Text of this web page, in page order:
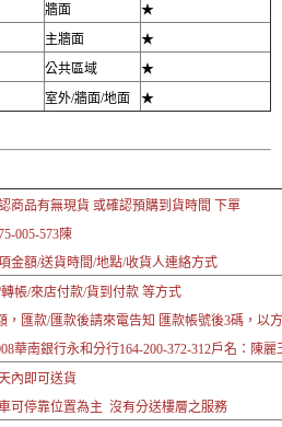
牆面
★
主牆面
★
公共區域
★
室外/牆面/地面 ★
商品有無現貨 或確認預購到貨時間 下單
005-573陳
金額/送貨時間/地點/收貨人連絡方式
帳/來店付款/貨到付款 等方式
，匯款/匯款後請來電告知 匯款帳號後3碼，以
華南銀行永和分行164-200-372-312戶名：陳麗
內即可送貨
可停靠位置為主 沒有分送樓層之服務